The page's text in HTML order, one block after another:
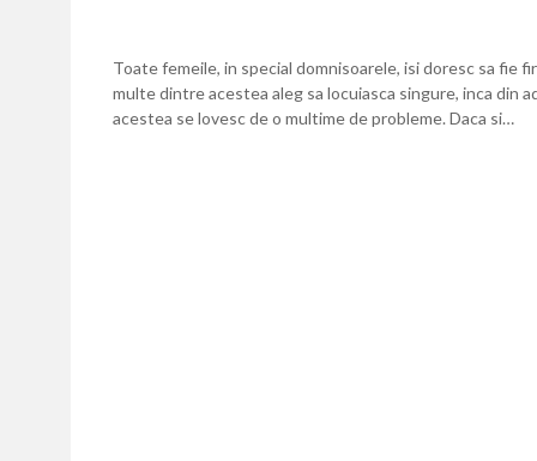
Toate femeile, in special domnisoarele, isi doresc sa fie
multe dintre acestea aleg sa locuiasca singure, inca din
acestea se lovesc de o multime de probleme. Daca si…